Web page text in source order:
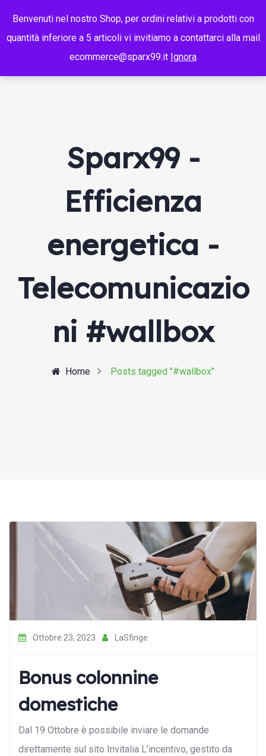
Sparx99 -
Efficienza
energetica -
Telecomunicazio
ni #wallbox
Home Posts tagged "#wallbox"
Ottobre 23, 2023 LaSfinge
Bonus colonnine
domestiche
Dal 19 Ottobre è possibile inviare le domande
direttamente sul sito Invitalia L’incentivo, gestito da
Benvenuti nel nostro Shop, per ordini relativi a prodotti con
quantità inferiore a 5 articoli vi invitiamo a contattarci alla mail
ecommerce@sparx99.it Ignora